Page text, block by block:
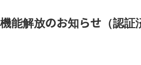
能解放のお知らせ（認証